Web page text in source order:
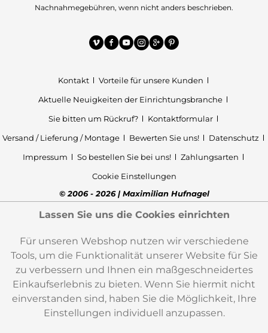
Nachnahmegebühren, wenn nicht anders beschrieben.
Kontakt
Vorteile für unsere Kunden
Aktuelle Neuigkeiten der Einrichtungsbranche
Sie bitten um Rückruf?
Kontaktformular
Versand / Lieferung / Montage
Bewerten Sie uns!
Datenschutz
Impressum
So bestellen Sie bei uns!
Zahlungsarten
Cookie Einstellungen
© 2006 - 2026 | Maximilian Hufnagel
Lassen Sie uns die Cookies einrichten
Für unseren Webshop nutzen wir verschiedene
Tools, um die Funktionalität unserer Website für Sie
zu verbessern und Ihnen ein maßgeschneidertes
Einkaufserlebnis zu bieten. Wenn Sie hiermit nicht
einverstanden sind, haben Sie die Möglichkeit, Ihre
Einstellungen individuell anzupassen.